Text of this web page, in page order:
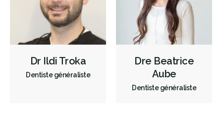
Dr Ildi Troka
Dentiste généraliste
Dre Beatrice
Aube
Dentiste généraliste